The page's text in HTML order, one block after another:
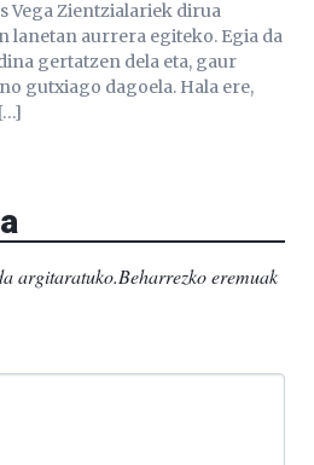
Vega Zientzialariek dirua
lanetan aurrera egiteko. Egia da
gertatzen dela eta, gaur
gutxiago dagoela. Hala ere,
argitaratuko.Beharrezko eremuak